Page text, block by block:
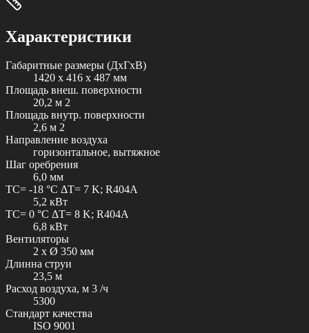
Характеристики
Габаритные размеры (ДxГxВ)
1420 x 416 x 487 мм
Площадь внеш. поверхности
20,2 м 2
Площадь внутр. поверхности
2,6 м 2
Направление воздуха
горизонтальное, вытяжное
Шаг оребрения
6,0 мм
TC= -18 °C ΔT= 7 K; R404A
5,2 кВт
TC= 0 °C ΔT= 8 K; R404A
6,8 кВт
Вентиляторы
2 x Ø 350 мм
Длинна струи
23,5 м
Расход воздуха, м 3 /ч
5300
Стандарт качества
ISO 9001